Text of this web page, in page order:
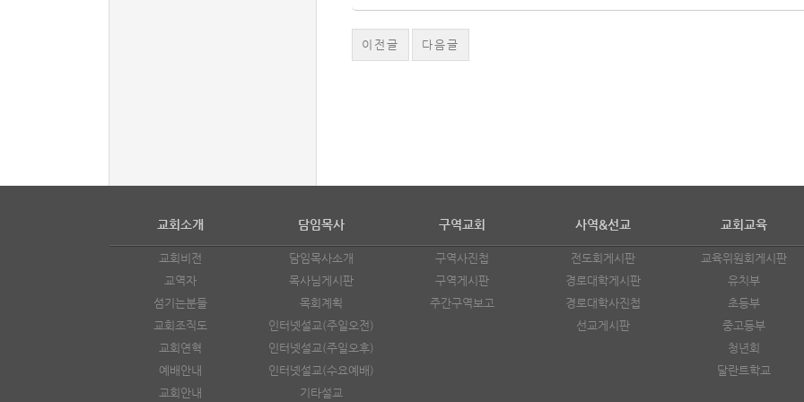
이전글 다음글
교회소개
교회비전
교역자
섬기는분들
교회조직도
교회연혁
예배안내
교회안내
담임목사
담임목사소개
목사님게시판
목회계획
인터넷설교(주일오전)
인터넷설교(주일오후)
인터넷설교(수요예배)
기타설교
구역교회
구역사진첩
구역게시판
주간구역보고
사역&선교
전도회게시판
경로대학게시판
경로대학사진첩
선교게시판
교회교육
교육위원회게시판
유치부
초등부
중고등부
청년회
달란트학교